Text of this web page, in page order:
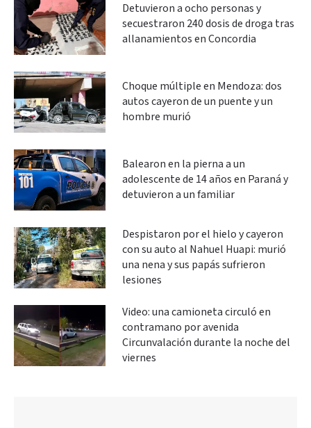
Detuvieron a ocho personas y
secuestraron 240 dosis de droga tras
allanamientos en Concordia
Choque múltiple en Mendoza: dos
autos cayeron de un puente y un
hombre murió
Balearon en la pierna a un
adolescente de 14 años en Paraná y
detuvieron a un familiar
Despistaron por el hielo y cayeron
con su auto al Nahuel Huapi: murió
una nena y sus papás sufrieron
lesiones
Video: una camioneta circuló en
contramano por avenida
Circunvalación durante la noche del
viernes